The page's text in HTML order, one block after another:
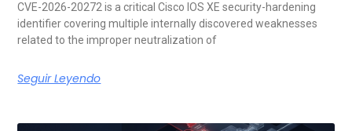
CVE-2026-20272 is a critical Cisco IOS XE security-hardening
identifier covering multiple internally discovered weaknesses
related to the improper neutralization of
Seguir Leyendo